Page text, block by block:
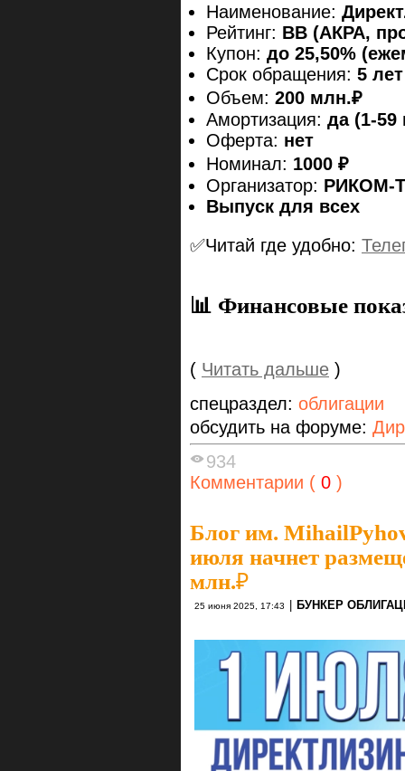
Наименование:
Рейтинг: ВВ (АКРА,
Купон: до 25,50%
Срок обращения: 5 лет
Объем: 200 млн.₽
Амортизация: да (1-59
Оферта: нет
Номинал: 1000 ₽
Организатор: РИКОМ-
Выпуск для всех
✅Читай где удобно:
📊 Финансовые
( Читать дальше )
спецраздел: облигации
обсудить на форуме:
934
Комментарии ( 0 )
Блог им.
июля начнет
млн.₽
25 июня 2025, 17:43 БУНКЕР